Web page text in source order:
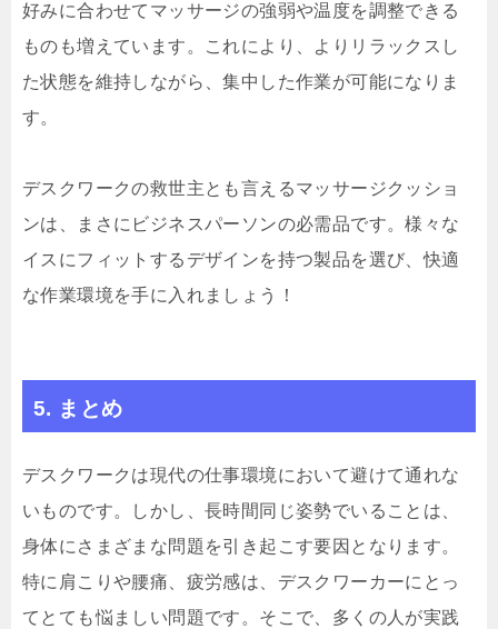
好みに合わせてマッサージの強弱や温度を調整できる
ものも増えています。これにより、よりリラックスし
た状態を維持しながら、集中した作業が可能になりま
す。
デスクワークの救世主とも言えるマッサージクッショ
ンは、まさにビジネスパーソンの必需品です。様々な
イスにフィットするデザインを持つ製品を選び、快適
な作業環境を手に入れましょう！
5. まとめ
デスクワークは現代の仕事環境において避けて通れな
いものです。しかし、長時間同じ姿勢でいることは、
身体にさまざまな問題を引き起こす要因となります。
特に肩こりや腰痛、疲労感は、デスクワーカーにとっ
てとても悩ましい問題です。そこで、多くの人が実践